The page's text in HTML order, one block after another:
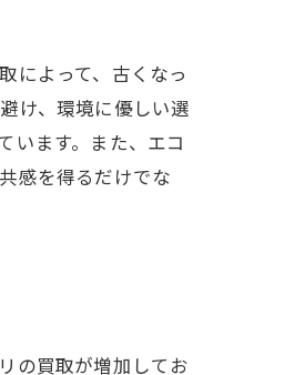
によって、古くなっ
け、環境に優しい選
います。また、エコ
感を得るだけでな
の買取が増加してお